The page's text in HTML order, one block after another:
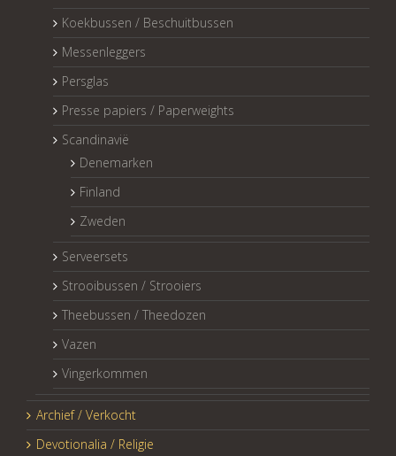
Koekbussen / Beschuitbussen
Messenleggers
Persglas
Presse papiers / Paperweights
Scandinavië
Denemarken
Finland
Zweden
Serveersets
Strooibussen / Strooiers
Theebussen / Theedozen
Vazen
Vingerkommen
Archief / Verkocht
Devotionalia / Religie